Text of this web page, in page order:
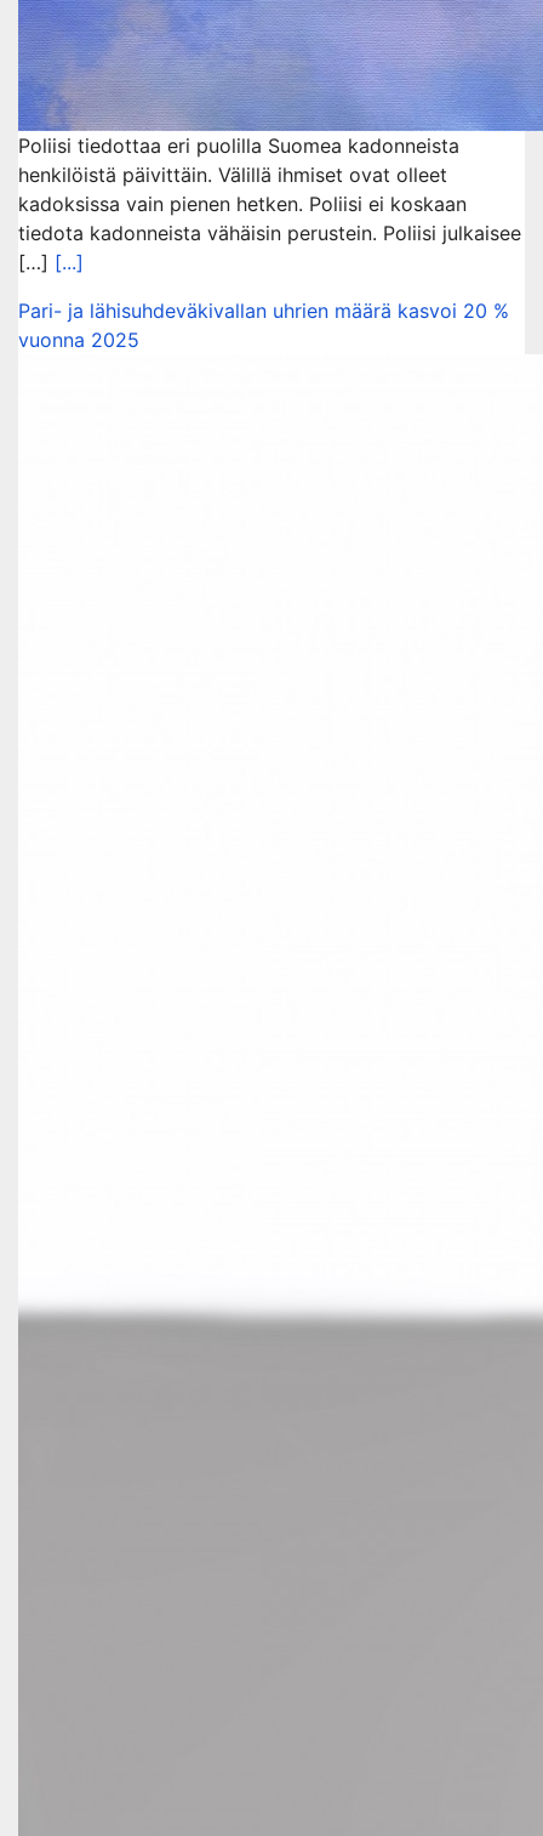
Poliisi tiedottaa eri puolilla Suomea kadonneista
henkilöistä päivittäin. Välillä ihmiset ovat olleet
kadoksissa vain pienen hetken. Poliisi ei koskaan
tiedota kadonneista vähäisin perustein. Poliisi julkaisee
[…] [...]
Pari- ja lähisuhdeväkivallan uhrien määrä kasvoi 20 %
vuonna 2025